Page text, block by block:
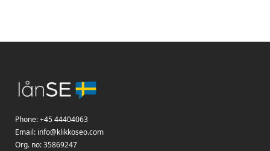
Phone:+45 44404063
Email: info@klikkoseo.com
Org. no: 35869247